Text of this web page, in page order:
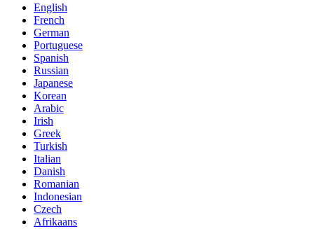
English
French
German
Portuguese
Spanish
Russian
Japanese
Korean
Arabic
Irish
Greek
Turkish
Italian
Danish
Romanian
Indonesian
Czech
Afrikaans